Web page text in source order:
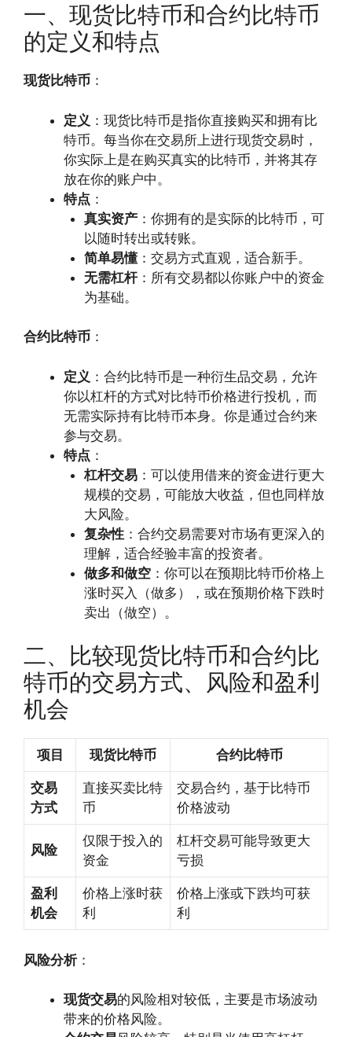
一、现货比特币和合约比特币
的定义和特点
现货比特币 ：
定义 ：现货比特币是指你直接购买和拥有比
特币。每当你在交易所上进行现货交易时，
你实际上是在购买真实的比特币，并将其存
放在你的账户中。
特点 ：
真实资产：你拥有的是实际的比特币，可
以随时转出或转账。
简单易懂：交易方式直观，适合新手。
无需杠杆：所有交易都以你账户中的资金
为基础。
合约比特币 ：
定义 ：合约比特币是一种衍生品交易，允许
你以杠杆的方式对比特币价格进行投机，而
无需实际持有比特币本身。你是通过合约来
参与交易。
特点 ：
杠杆交易：可以使用借来的资金进行更大
规模的交易，可能放大收益，但也同样放
大风险。
复杂性：合约交易需要对市场有更深入的
理解，适合经验丰富的投资者。
做多和做空：你可以在预期比特币价格上
涨时买入（做多），或在预期价格下跌时
卖出（做空）。
二、比较现货比特币和合约比
特币的交易方式、风险和盈利
机会
项目 现货比特币 合约比特币
交易
方式
直接买卖比特
币
交易合约，基于比特币
价格波动
风险
仅限于投入的
资金
杠杆交易可能导致更大
亏损
盈利
机会
价格上涨时获
利
价格上涨或下跌均可获
利
风险分析：
现货交易的风险相对较低，主要是市场波动
带来的价格风险。